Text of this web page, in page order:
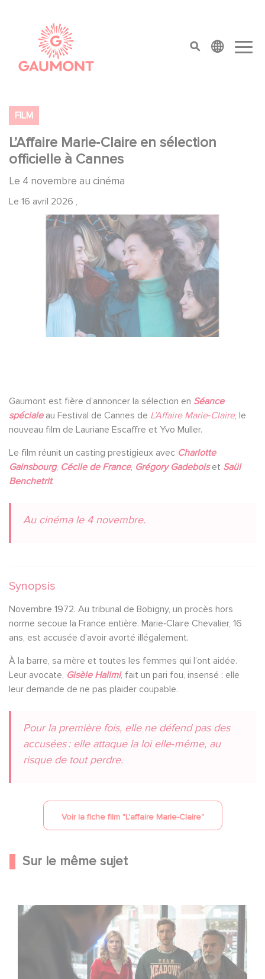
top menu
FILM
L’Affaire Marie‑Claire en sélection
officielle à Cannes
Le 4 novembre au cinéma
Le 16 avril 2026 ,
Gaumont est fière d’annoncer la sélection en Séance
spécialeau Festival de Cannes de L’Affaire Marie‑Claire, le
nouveau film de Lauriane Escaffre et Yvo Muller.
Le film réunit un casting prestigieux avec Charlotte
Gainsbourg, Cécile de France, Grégory Gadeboiset Saül
Benchetrit.
Au cinéma le 4 novembre.
Synopsis
Novembre 1972. Au tribunal de Bobigny, un procès hors
norme secoue la France entière. Marie‑Claire Chevalier, 16
ans, est accusée d’avoir avorté illégalement.
À la barre, sa mère et toutes les femmes qui l’ont aidée.
Leur avocate, Gisèle Halimi, fait un pari fou, insensé : elle
leur demande de ne pas plaider coupable.
Pour la première fois, elle ne défend pas des
accusées : elle attaque la loi elle‑même, au
risque de tout perdre.
Voir la fiche film "L'affaire Marie-Claire"
Sur le même sujet
Une nouvelle comédie avec Baptiste Lecaplain et José
Garcia en 2027 !